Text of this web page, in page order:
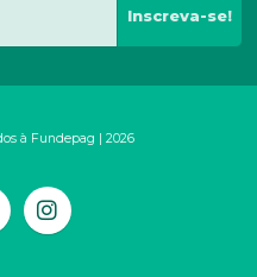
Inscreva-se!
à Fundepag | 2026